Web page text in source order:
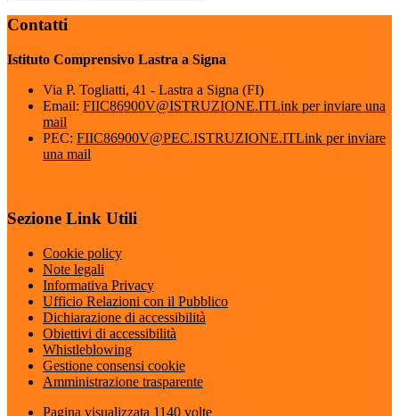
Contatti
Istituto Comprensivo Lastra a Signa
Via P. Togliatti, 41 - Lastra a Signa (FI)
Email: FIIC86900V@ISTRUZIONE.ITLink per inviare una
mail
PEC: FIIC86900V@PEC.ISTRUZIONE.ITLink per inviare
una mail
Sezione Link Utili
Cookie policy
Note legali
Informativa Privacy
Ufficio Relazioni con il Pubblico
Dichiarazione di accessibilità
Obiettivi di accessibilità
Whistleblowing
Gestione consensi cookie
Amministrazione trasparente
Pagina visualizzata 1140 volte